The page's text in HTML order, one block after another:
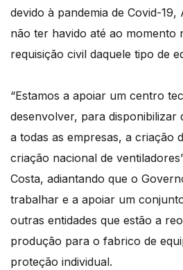
devido à pandemia de Covid-
não ter havido até ao momento
requisição civil daquele tipo de
“Estamos a apoiar um centro
desenvolver, para disponibilizar
a todas as empresas, a criação
criação nacional de
Costa, adiantando que o
trabalhar e a apoiar um
outras entidades que estão a
produção para o fabrico de
proteção individual.